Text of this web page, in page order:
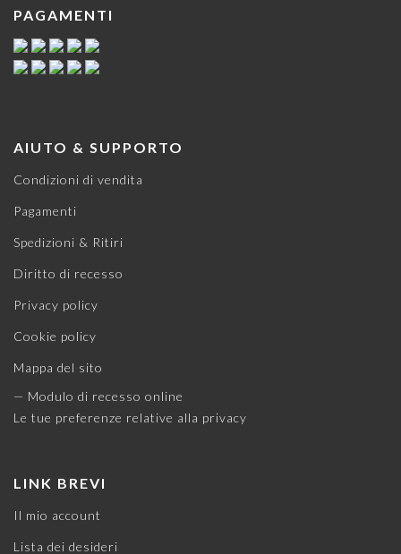
PAGAMENTI
AIUTO & SUPPORTO
Condizioni di vendita
Pagamenti
Spedizioni & Ritiri
Diritto di recesso
Privacy policy
Cookie policy
Mappa del sito
— Modulo di recesso online
Le tue preferenze relative alla privacy
LINK BREVI
Il mio account
Lista dei desideri